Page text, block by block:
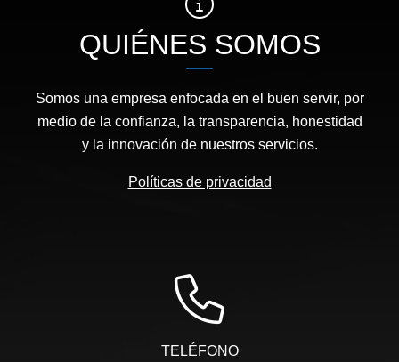
QUIÉNES SOMOS
Somos una empresa enfocada en el buen servir, por
medio de la confianza, la transparencia, honestidad
y la innovación de nuestros servicios.
Políticas de privacidad
TELÉFONO